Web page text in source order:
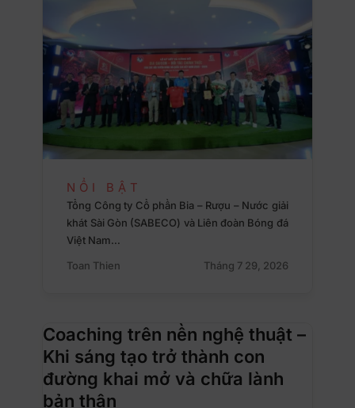
NỔI BẬT
Tổng Công ty Cổ phần Bia – Rượu – Nước giải
khát Sài Gòn (SABECO) và Liên đoàn Bóng đá
Việt Nam…
Toan Thien
Tháng 7 29, 2026
Coaching trên nền nghệ thuật –
Khi sáng tạo trở thành con
đường khai mở và chữa lành
bản thân